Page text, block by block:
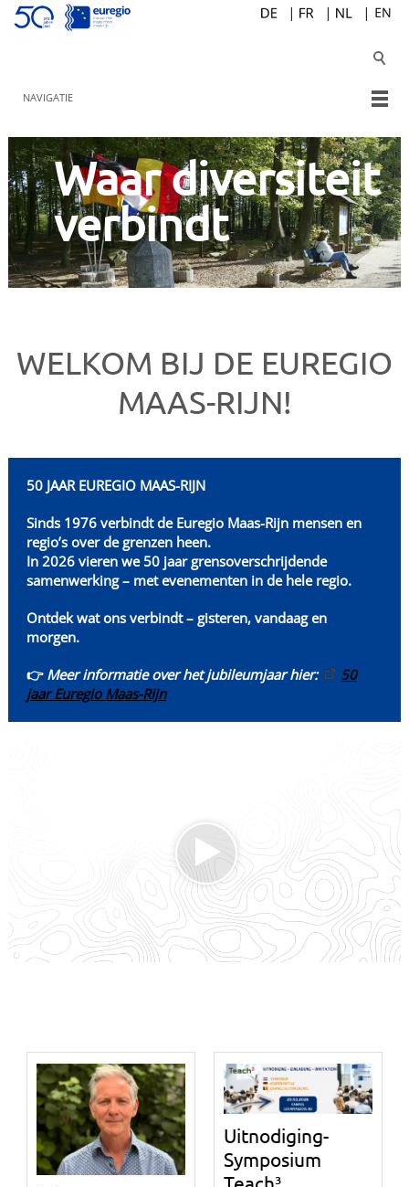
NAVIGATIE
Waar diversiteit
verbindt
WELKOM BIJ DE EUREGIO
MAAS-RIJN!
50 JAAR EUREGIO MAAS-RIJN
Sinds 1976 verbindt de Euregio Maas-Rijn mensen en
regio’s over de grenzen heen.
In 2026 vieren we 50 jaar grensoverschrijdende
samenwerking – met evenementen in de hele regio.
Ontdek wat ons verbindt – gisteren, vandaag en
morgen.
👉 Meer informatie over het jubileumjaar hier:
50
jaar Euregio Maas-Rijn
Uitnodiging-
Symposium
Teach³